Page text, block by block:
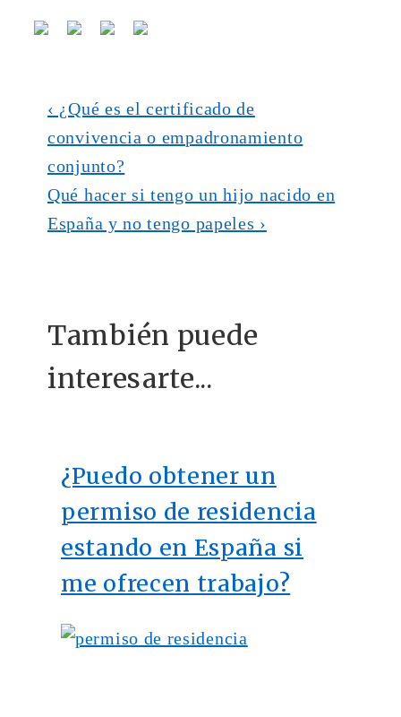
‹ ¿Qué es el certificado de
convivencia o empadronamiento
conjunto?
Qué hacer si tengo un hijo nacido en
España y no tengo papeles ›
También puede
interesarte...
¿Puedo obtener un
permiso de residencia
estando en España si
me ofrecen trabajo?